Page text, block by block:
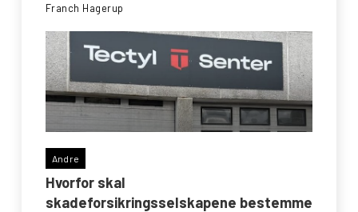
Franch Hagerup
Andre
Hvorfor skal
skadeforsikringsselskapene bestemme